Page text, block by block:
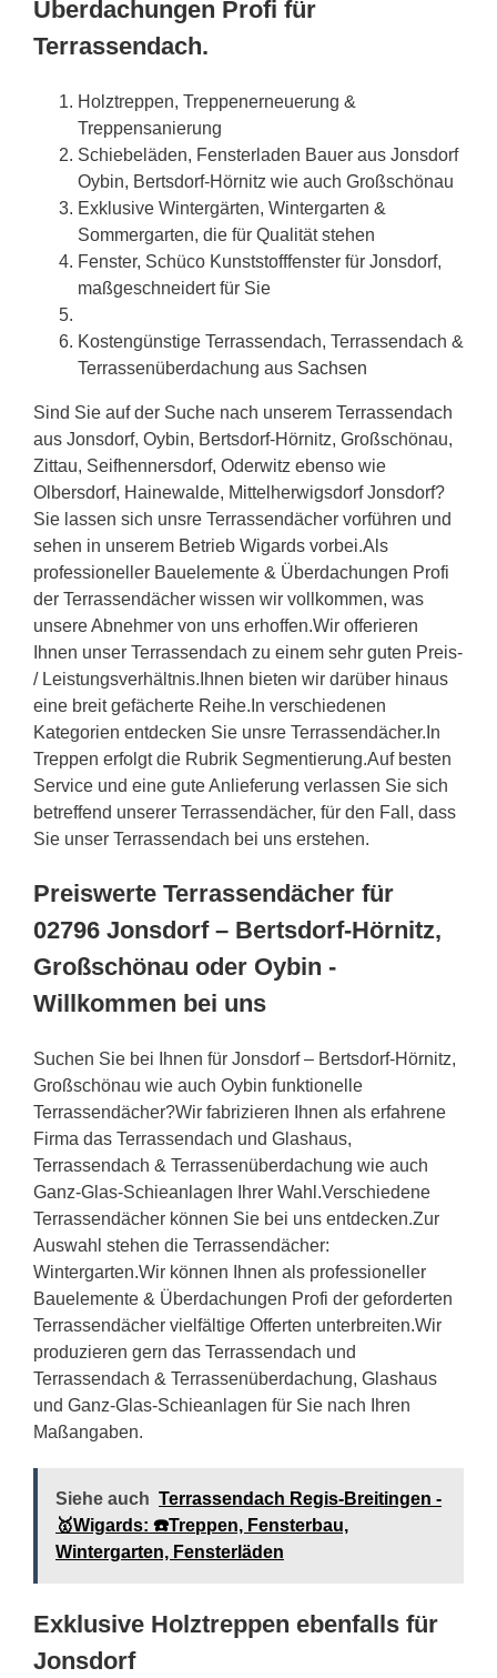
Überdachungen Profi für
Terrassendach.
Holztreppen, Treppenerneuerung &
Treppensanierung
Schiebeläden, Fensterladen Bauer aus Jonsdorf
Oybin, Bertsdorf-Hörnitz wie auch Großschönau
Exklusive Wintergärten, Wintergarten &
Sommergarten, die für Qualität stehen
Fenster, Schüco Kunststofffenster für Jonsdorf,
maßgeschneidert für Sie
Kostengünstige Terrassendach, Terrassendach &
Terrassenüberdachung aus Sachsen
Sind Sie auf der Suche nach unserem Terrassendach
aus Jonsdorf, Oybin, Bertsdorf-Hörnitz, Großschönau,
Zittau, Seifhennersdorf, Oderwitz ebenso wie
Olbersdorf, Hainewalde, Mittelherwigsdorf Jonsdorf?
Sie lassen sich unsre Terrassendächer vorführen und
sehen in unserem Betrieb Wigards vorbei.Als
professioneller Bauelemente & Überdachungen Profi
der Terrassendächer wissen wir vollkommen, was
unsere Abnehmer von uns erhoffen.Wir offerieren
Ihnen unser Terrassendach zu einem sehr guten Preis-
/ Leistungsverhältnis.Ihnen bieten wir darüber hinaus
eine breit gefächerte Reihe.In verschiedenen
Kategorien entdecken Sie unsre Terrassendächer.In
Treppen erfolgt die Rubrik Segmentierung.Auf besten
Service und eine gute Anlieferung verlassen Sie sich
betreffend unserer Terrassendächer, für den Fall, dass
Sie unser Terrassendach bei uns erstehen.
Preiswerte Terrassendächer für
02796 Jonsdorf – Bertsdorf-Hörnitz,
Großschönau oder Oybin -
Willkommen bei uns
Suchen Sie bei Ihnen für Jonsdorf – Bertsdorf-Hörnitz,
Großschönau wie auch Oybin funktionelle
Terrassendächer?Wir fabrizieren Ihnen als erfahrene
Firma das Terrassendach und Glashaus,
Terrassendach & Terrassenüberdachung wie auch
Ganz-Glas-Schieanlagen Ihrer Wahl.Verschiedene
Terrassendächer können Sie bei uns entdecken.Zur
Auswahl stehen die Terrassendächer:
Wintergarten.Wir können Ihnen als professioneller
Bauelemente & Überdachungen Profi der geforderten
Terrassendächer vielfältige Offerten unterbreiten.Wir
produzieren gern das Terrassendach und
Terrassendach & Terrassenüberdachung, Glashaus
und Ganz-Glas-Schieanlagen für Sie nach Ihren
Maßangaben.
Siehe auch Terrassendach Regis-Breitingen -
🥇Wigards: ☎️Treppen, Fensterbau,
Wintergarten, Fensterläden
Exklusive Holztreppen ebenfalls für
Jonsdorf